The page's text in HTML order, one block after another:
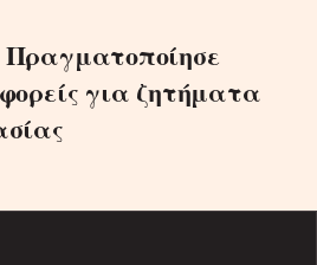
για ζητήματα